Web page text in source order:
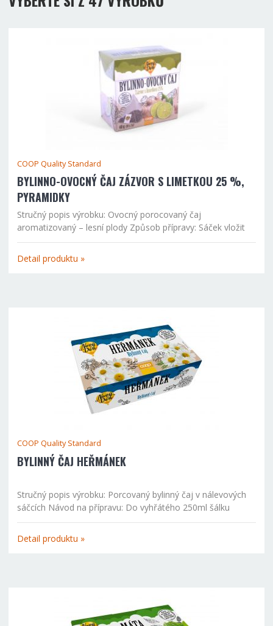
COOP Quality Standard
BYLINNO-OVOCNÝ ČAJ ZÁZVOR S LIMETKOU 25 %,
PYRAMIDKY
Stručný popis výrobku: Ovocný porocovaný čaj
aromatizovaný – lesní plody Způsob přípravy: Sáček vložit
do šálku a přelít vroucí vodou. Pro přípravu kvalitního nápoje
nechte 5-8 minut vyluhovat. Složení výrobku: Zázvor 25 %...
Detail produktu »
COOP Quality Standard
BYLINNÝ ČAJ HEŘMÁNEK
Stručný popis výrobku: Porcovaný bylinný čaj v nálevových
sáčcích Návod na přípravu: Do vyhřátého 250ml šálku
vložíme jeden sáček čaje a zalijeme právě vroucí vodou.
Ponecháme cca 12 minut vyluhovat. Během přípravy...
Detail produktu »